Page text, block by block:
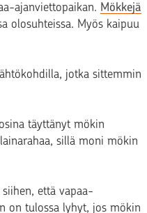
ajanviettopaikan. Mökkejä
olosuhteissa. Myös kaipuu
jotka sittemmin
täyttänyt mökin
sillä moni mökin
että vapaa-
on tulossa lyhyt, jos mökin